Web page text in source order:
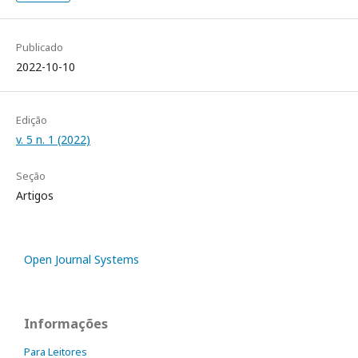
Publicado
2022-10-10
Edição
v. 5 n. 1 (2022)
Seção
Artigos
Open Journal Systems
Informações
Para Leitores